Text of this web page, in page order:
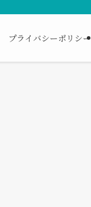
プライバシーポリシー